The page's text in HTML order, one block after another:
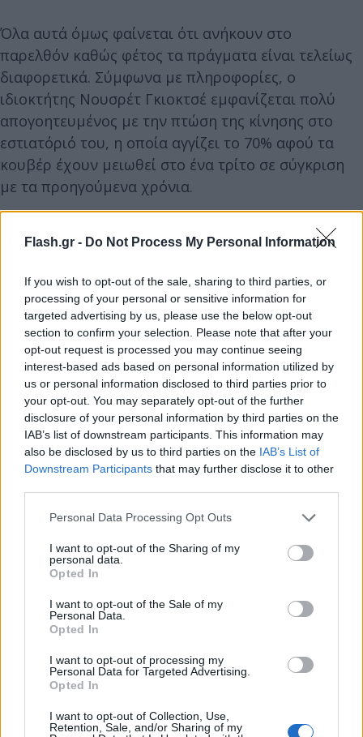
Flash.gr - Do Not Process My Personal Information
If you wish to opt-out of the sale, sharing to third parties, or
processing of your personal or sensitive information for
targeted advertising by us, please use the below opt-out
section to confirm your selection. Please note that after your
opt-out request is processed you may continue seeing
interest-based ads based on personal information utilized by
us or personal information disclosed to third parties prior to
your opt-out. You may separately opt-out of the further
disclosure of your personal information by third parties on the
IAB’s list of downstream participants. This information may
also be disclosed by us to third parties on the IAB’s List of
Downstream Participants that may further disclose it to other
Please note that this website/app uses one or more Google
not limited to your visit or usage behaviour. You may click to
grant or deny consent to Google and its third-party tags to
use your data for below specified purposes in below Google
consent section.
Personal Data Processing Opt Outs
I want to opt-out of the Sharing of my
personal data.
Opted In
I want to opt-out of the Sale of my
Personal Data.
Opted In
I want to opt-out of processing my
Personal Data for Targeted Advertising.
Opted In
I want to opt-out of Collection, Use,
Retention, Sale, and/or Sharing of my
Όλα αυτά όμως φαίνεται ότι ανήκουν στο
παρελθόν καθώς φέτος τα πράγματα είναι τελείως
διαφορετικά. Σύμφωνα με πληροφορίες, ο
ιδιοκτήτης Νουσρέτ Γκιοκτσέ εμφανίζεται πολύ
απογοητευμένος με την πτώση της κίνησης στο
εστιατόριό του, η οποία αγγίζει το 70% αφού τα
κουβέρ έχουν μειωθεί στο ένα τρίτο σε σύγκριση
με τα προηγούμενα χρόνια.